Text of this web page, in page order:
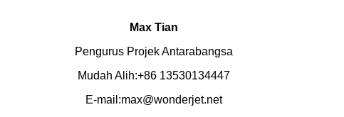
Max Tian
Pengurus Projek Antarabangsa
Mudah Alih:+86 13530134447
E-mail:max@wonderjet.net